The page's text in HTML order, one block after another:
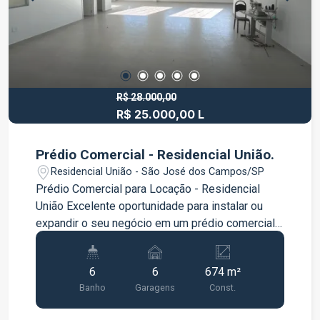
Ideal para uso residencial ou comercial. Entre em
contato para mais informações e agende uma
visita para conhecer este excelente imóvel.
R$ 28.000,00
R$ 25.000,00 L
Prédio Comercial - Residencial União.
Residencial União - São José dos Campos/SP
Prédio Comercial para Locação - Residencial
União Excelente oportunidade para instalar ou
expandir o seu negócio em um prédio comercial
totalmente novo, localizado no Residencial União.
Com estrutura moderna e 3 pavimentos
independentes, o imóvel é ideal para empresas,
clínicas, escritórios e diversos outros
segmentos. Térreo 230 m² de área livre Pé-
6
Banho
6
Garagens
674 m²
Const.